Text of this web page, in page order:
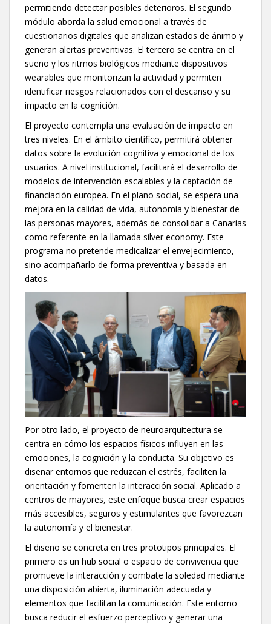
permitiendo detectar posibles deterioros. El segundo
módulo aborda la salud emocional a través de
cuestionarios digitales que analizan estados de ánimo y
generan alertas preventivas. El tercero se centra en el
sueño y los ritmos biológicos mediante dispositivos
wearables que monitorizan la actividad y permiten
identificar riesgos relacionados con el descanso y su
impacto en la cognición.
El proyecto contempla una evaluación de impacto en
tres niveles. En el ámbito científico, permitirá obtener
datos sobre la evolución cognitiva y emocional de los
usuarios. A nivel institucional, facilitará el desarrollo de
modelos de intervención escalables y la captación de
financiación europea. En el plano social, se espera una
mejora en la calidad de vida, autonomía y bienestar de
las personas mayores, además de consolidar a Canarias
como referente en la llamada silver economy. Este
programa no pretende medicalizar el envejecimiento,
sino acompañarlo de forma preventiva y basada en
datos.
Por otro lado, el proyecto de neuroarquitectura se
centra en cómo los espacios físicos influyen en las
emociones, la cognición y la conducta. Su objetivo es
diseñar entornos que reduzcan el estrés, faciliten la
orientación y fomenten la interacción social. Aplicado a
centros de mayores, este enfoque busca crear espacios
más accesibles, seguros y estimulantes que favorezcan
la autonomía y el bienestar.
El diseño se concreta en tres prototipos principales. El
primero es un hub social o espacio de convivencia que
promueve la interacción y combate la soledad mediante
una disposición abierta, iluminación adecuada y
elementos que facilitan la comunicación. Este entorno
busca reducir el esfuerzo perceptivo y generar una